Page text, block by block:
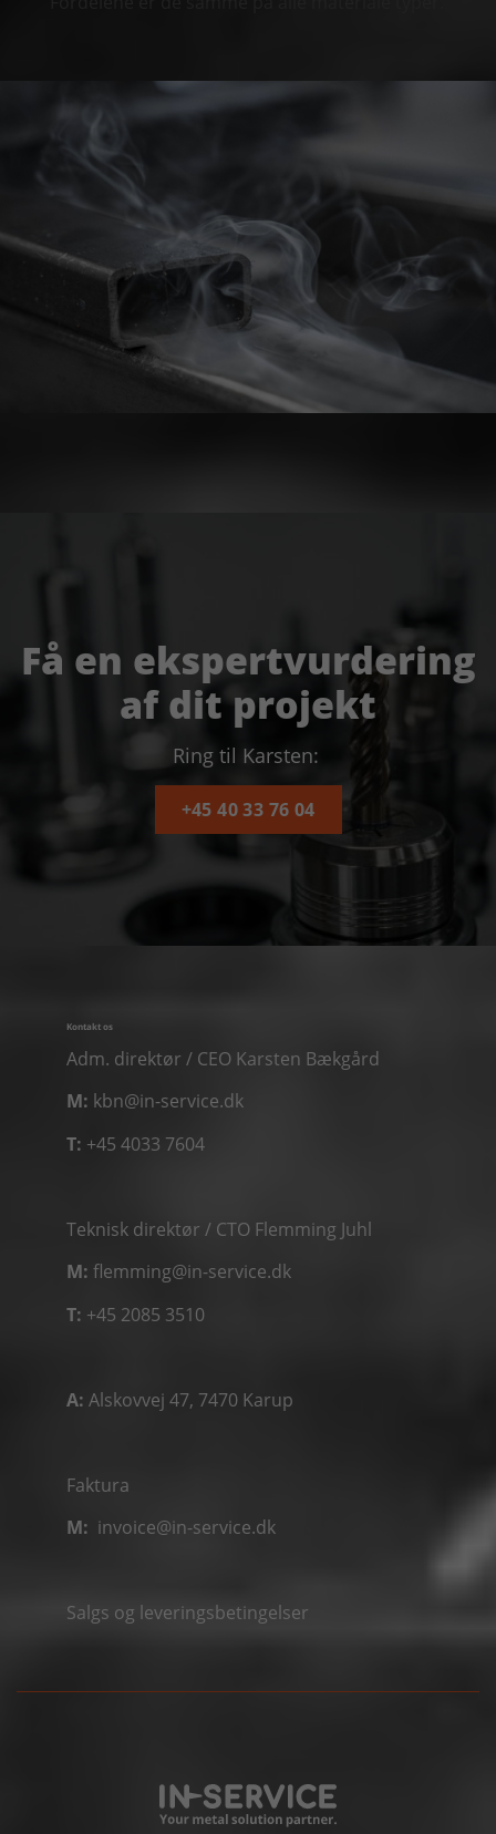
Få en ekspertvurdering
af dit projekt
Ring til Karsten:
+45 40 33 76 04
Kontakt os
Adm. direktør / CEO Karsten Bækgård
M: kbn@in-service.dk
T: +45 4033 7604
Teknisk direktør / CTO Flemming Juhl
M: flemming@in-service.dk
T: +45 2085 3510
A: Alskovvej 47, 7470 Karup
Faktura
M: invoice@in-service.dk
Salgs og leveringsbetingelser